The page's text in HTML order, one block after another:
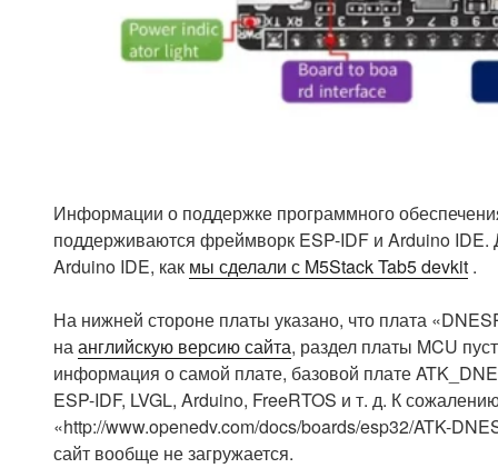
Информации о поддержке программного
поддерживаются фреймворк ESP-IDF и Arduino
Arduino IDE, как мы сделали с M5Stack Tab5 devkit .
На нижней стороне платы указано, что плата
наанглийскую версию сайта, раздел платы MCU
информация о самой плате, базовой плате
ESP-IDF, LVGL, Arduino, FreeRTOS и т. д. К
«http://www.openedv.com/docs/boards/esp32/ATK-
сайт вообще не загружается.